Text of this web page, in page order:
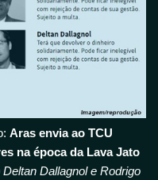
Aras envia ao TCU
na época da Lava Jato
Dallagnol e Rodrigo